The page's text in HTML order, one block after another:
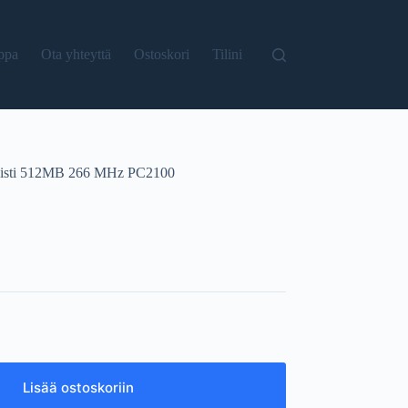
Ota yhteyttä Ostoskori Tilini
512MB 266 MHz PC2100
Lisää ostoskoriin